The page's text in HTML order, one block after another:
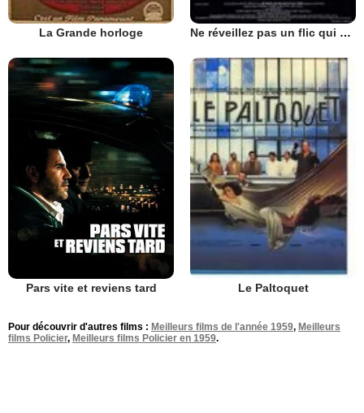
La Grande horloge Ne réveillez pas un flic qui dort
Pars vite et reviens tard Le Paltoquet
Pour découvrir d'autres films : Meilleurs films de l'année 1959, Meilleurs
films Policier, Meilleurs films Policier en 1959.